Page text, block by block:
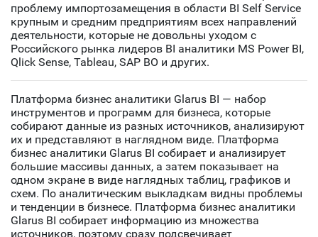
проблему импортозамещения в области BI Self Service
крупным и средним предприятиям всех направлений
деятельности, которые не довольны уходом с
Российского рынка лидеров BI аналитики MS Power BI,
Qlick Sense, Tableau, SAP BO и других.
Платформа бизнес аналитики Glarus BI — набор
инструментов и программ для бизнеса, которые
собирают данные из разных источников, анализируют
их и представляют в наглядном виде. Платформа
бизнес аналитики Glarus BI собирает и анализирует
большие массивы данных, а затем показывает на
одном экране в виде наглядных таблиц, графиков и
схем. По аналитическим выкладкам видны проблемы
и тенденции в бизнесе. Платформа бизнес аналитики
Glarus BI собирает информацию из множества
источников, поэтому сразу подсвечивает